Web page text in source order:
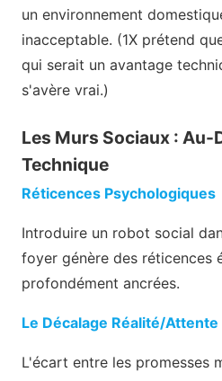
un environnement
inacceptable. (1X prétend
qui serait un avantage
s'avère vrai.)
Les Murs Sociaux : Au-
Technique
Réticences Psychologiques
Introduire un robot social
foyer génère des réticences
profondément ancrées.
Le Décalage Réalité/Attente
L'écart entre les promesses